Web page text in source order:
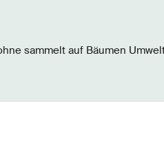
sammelt auf Bäumen